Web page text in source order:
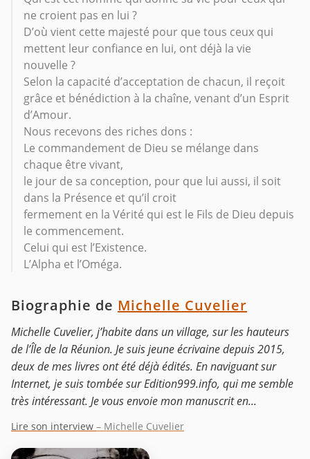
ne croient pas en lui ?
D’où vient cette majesté pour que tous ceux qui
mettent leur confiance en lui, ont déjà la vie
nouvelle ?
Selon la capacité d’acceptation de chacun, il reçoit
grâce et bénédiction à la chaîne, venant d’un Esprit
d’Amour.
Nous recevons des riches dons :
Le commandement de Dieu se mélange dans
chaque être vivant,
le jour de sa conception, pour que lui aussi, il soit
dans la Présence et qu’il croit
fermement en la Vérité qui est le Fils de Dieu depuis
le commencement.
Celui qui est l’Existence.
L’Alpha et l’Oméga.
Biographie de Michelle Cuvelier
Michelle Cuvelier, j’habite dans un village, sur les hauteurs
de l’Île de la Réunion. Je suis jeune écrivaine depuis 2015,
deux de mes livres ont été déjà édités. En naviguant sur
Internet, je suis tombée sur Edition999.info, qui me semble
très intéressant. Je vous envoie mon manuscrit en...
Lire son interview – Michelle Cuvelier